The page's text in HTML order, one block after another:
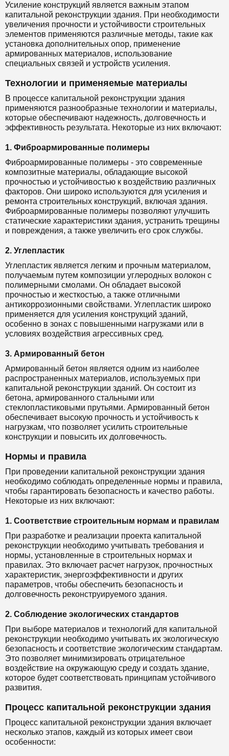
Усиление конструкций является важным этапом
капитальной реконструкции здания. При необходимости
увеличения прочности и устойчивости строительных
элементов применяются различные методы, такие как
установка дополнительных опор, применение
армированных материалов, использование
специальных связей и устройств усиления.
Технологии и применяемые материалы
В процессе капитальной реконструкции здания
применяются разнообразные технологии и материалы,
которые обеспечивают надежность, долговечность и
эффективность результата. Некоторые из них включают:
1. Фиброармированные полимеры
Фиброармированные полимеры - это современные
композитные материалы, обладающие высокой
прочностью и устойчивостью к воздействию различных
факторов. Они широко используются для усиления и
ремонта строительных конструкций, включая здания.
Фиброармированные полимеры позволяют улучшить
статические характеристики здания, устранить трещины
и повреждения, а также увеличить его срок службы.
2. Углепластик
Углепластик является легким и прочным материалом,
получаемым путем композиции углеродных волокон с
полимерными смолами. Он обладает высокой
прочностью и жесткостью, а также отличными
антикоррозионными свойствами. Углепластик широко
применяется для усиления конструкций зданий,
особенно в зонах с повышенными нагрузками или в
условиях воздействия агрессивных сред.
3. Армированный бетон
Армированный бетон является одним из наиболее
распространенных материалов, используемых при
капитальной реконструкции зданий. Он состоит из
бетона, армированного стальными или
стеклопластиковыми прутьями. Армированный бетон
обеспечивает высокую прочность и устойчивость к
нагрузкам, что позволяет усилить строительные
конструкции и повысить их долговечность.
Нормы и правила
При проведении капитальной реконструкции здания
необходимо соблюдать определенные нормы и правила,
чтобы гарантировать безопасность и качество работы.
Некоторые из них включают:
1. Соответствие строительным нормам и правилам
При разработке и реализации проекта капитальной
реконструкции необходимо учитывать требования и
нормы, установленные в строительных нормах и
правилах. Это включает расчет нагрузок, прочностных
характеристик, энергоэффективности и других
параметров, чтобы обеспечить безопасность и
долговечность реконструируемого здания.
2. Соблюдение экологических стандартов
При выборе материалов и технологий для капитальной
реконструкции необходимо учитывать их экологическую
безопасность и соответствие экологическим стандартам.
Это позволяет минимизировать отрицательное
воздействие на окружающую среду и создать здание,
которое будет соответствовать принципам устойчивого
развития.
Процесс капитальной реконструкции здания
Процесс капитальной реконструкции здания включает
несколько этапов, каждый из которых имеет свои
особенности: